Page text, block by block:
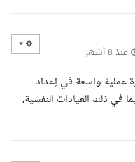
منذ 8 أشهر
عملية واسعة في إعداد
في ذلك العيادات النفسية،